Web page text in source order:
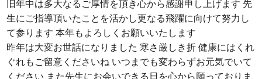
旧年中は多大なるご厚情を頂き心から感謝申し上げます 先
生にご指導頂いたことを活かし更なる飛躍に向けて努力し
て参ります 本年もよろしくお願いいたします
昨年は大変お世話になりました 寒さ厳しき折 健康にはくれ
ぐれもご留意くださいね いつまでも変わらずお元気でいて
ください また先生にお会いできる日を心から願っておりま